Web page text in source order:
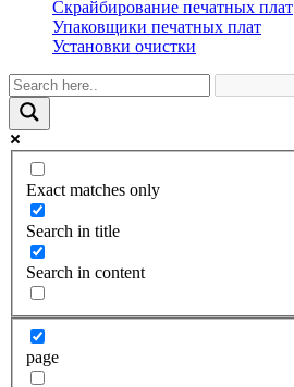
Скрайбирование печатных плат
Упаковщики печатных плат
Установки очистки
Exact matches only
Search in title
Search in content
page